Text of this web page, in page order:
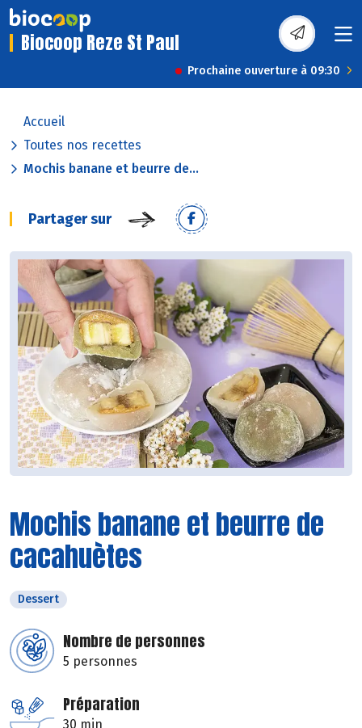
Biocoop Reze St Paul
Prochaine ouverture à 09:30
Accueil
Toutes nos recettes
Mochis banane et beurre de...
Partager sur
Mochis banane et beurre de
cacahuètes
Dessert
Nombre de personnes
5 personnes
Préparation
30 min